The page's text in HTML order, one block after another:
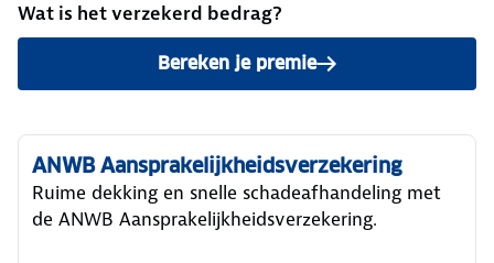
Wat is het verzekerd bedrag?
Bereken je premie
ANWB Aansprakelijkheidsverzekering
Ruime dekking en snelle schadeafhandeling met
de ANWB Aansprakelijkheidsverzekering.